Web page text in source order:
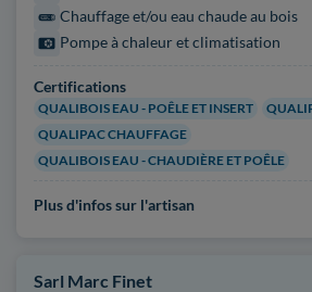
Chauffage et/ou eau chaude au bois
Pompe à chaleur et climatisation
Certifications
QUALIBOIS EAU - POÊLE ET INSERT
QUALIPAC CHAUFFAGE
QUALIBOIS EAU - CHAUDIÈRE ET POÊLE
Plus d'infos sur l'artisan
Sarl Marc Finet